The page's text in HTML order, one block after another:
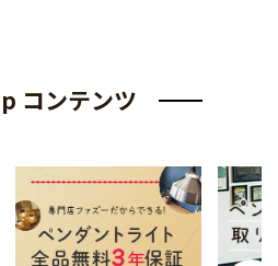
コンテンツ